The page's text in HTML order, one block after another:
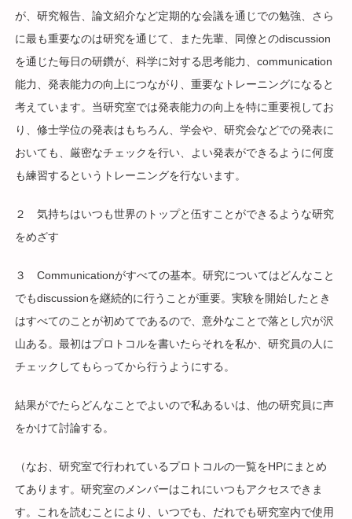
が、研究報告、論文紹介など定期的な会議を通じでの勉強、さら
に最も重要なのは研究を通じて、また先輩、同僚とのdiscussion
を通じた毎日の研鑽が、科学に対する思考能力、communication
能力、発表能力の向上につながり、重要なトレーニングになると
考えています。当研究室では発表能力の向上を特に重要視してお
り、修士学位の発表はもちろん、学会や、研究会などでの発表に
おいても、厳密なチェックを行い、よい発表ができるように何度
も練習するというトレーニングを行ないます。
２ 気持ちはいつも世界のトップと伍すことができるような研究
をめざす
３ Communicationがすべての基本。研究についてはどんなこと
でもdiscussionを継続的に行うことが重要。実験を開始したとき
はすべてのことが初めてであるので、意外なことで落とし穴が沢
山ある。最初はプロトコルを書いたらそれを私か、研究員の人に
チェックしてもらってから行うようにする。
結果がでたらどんなことでよいので私あるいは、他の研究員に声
をかけて討論する。
（なお、研究室で行われているプロトコルの一覧をHPにまとめ
てあります。研究室のメンバーはこれにいつもアクセスできま
す。これを読むことにより、いつでも、だれでも研究室内で使用